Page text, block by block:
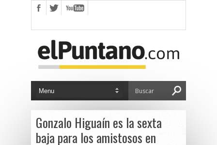
Gonzalo Higuaín es la sexta
baja para los amistosos en